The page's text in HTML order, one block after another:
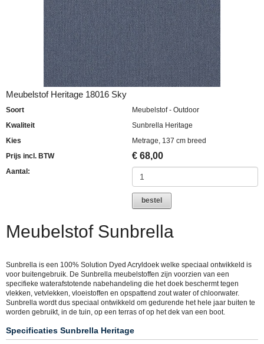
Meubelstof Heritage 18016 Sky
Soort
Meubelstof - Outdoor
Kwaliteit
Sunbrella Heritage
Kies
Metrage, 137 cm breed
Prijs incl. BTW
€ 68,00
Aantal:
bestel
Meubelstof Sunbrella
Sunbrella is een 100% Solution Dyed Acryldoek welke speciaal ontwikkeld is
voor buitengebruik. De Sunbrella meubelstoffen zijn voorzien van een
specifieke waterafstotende nabehandeling die het doek beschermt tegen
vlekken, vetvlekken, vloeistoffen en opspattend zout water of chloorwater.
Sunbrella wordt dus speciaal ontwikkeld om gedurende het hele jaar buiten te
worden gebruikt, in de tuin, op een terras of op het dek van een boot.
Specificaties Sunbrella Heritage